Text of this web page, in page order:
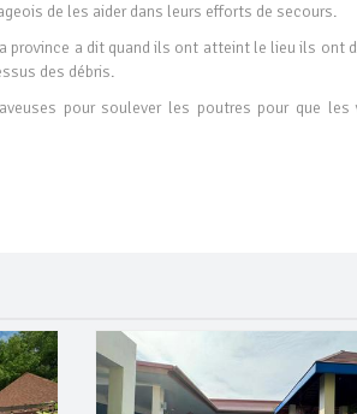
de les aider dans leurs efforts de secours.
province a dit quand ils ont atteint le lieu ils ont
des débris.
pour soulever les poutres pour que